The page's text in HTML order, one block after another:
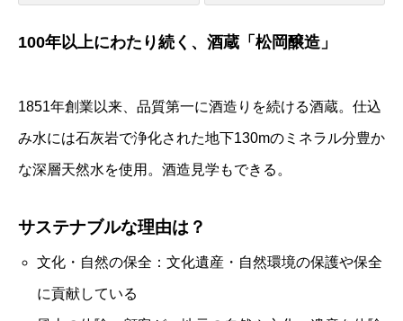
100年以上にわたり続く、酒蔵「松岡醸造」
1851年創業以来、品質第一に酒造りを続ける酒蔵。仕込
み水には石灰岩で浄化された地下130mのミネラル分豊か
な深層天然水を使用。酒造見学もできる。
サステナブルな理由は？
文化・自然の保全：文化遺産・自然環境の保護や保全
に貢献している